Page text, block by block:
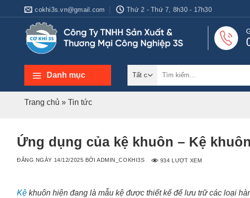
cokhi3s.vn@gmail.com Thứ 2 - Thứ 7, 8h30 - 17h30
Danh mục
kiếm:
Trang chủ » Tin tức
Ứng dụng của kệ khuôn – Kệ
ĐĂNG NGÀY 14/12/2025 BỞIADMIN_COKHI3S 934 LƯỢT XEM
Kệ khuôn hiện đang là mẫu kệ được thiết kế để lưu trữ các loại